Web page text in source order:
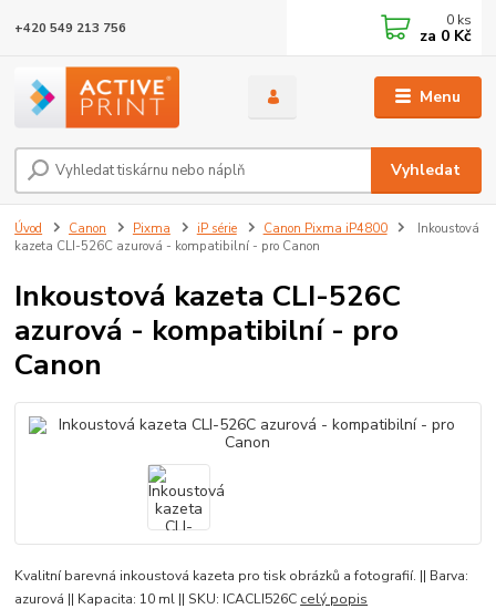
Menu
Vyhledat
+420 549 213 756 0 ks
za 0 Kč
Úvod Canon Pixma iP série Canon Pixma iP4800
Inkoustová
kazeta CLI-526C azurová - kompatibilní - pro Canon
Inkoustová kazeta CLI-526C
azurová - kompatibilní - pro
Canon
Kvalitní barevná inkoustová kazeta pro tisk obrázků a fotografií. || Barva:
azurová || Kapacita: 10 ml || SKU: ICACLI526C celý popis